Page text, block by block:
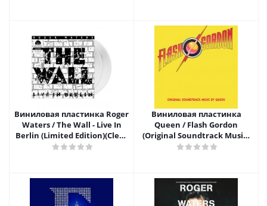
Виниловая пластинка Roger
Waters / The Wall - Live In
Berlin (Limited Edition)(Clear
Vinyl)(2LP)
Виниловая пластинка
Queen / Flash Gordon
(Original Soundtrack Music)
(LP)